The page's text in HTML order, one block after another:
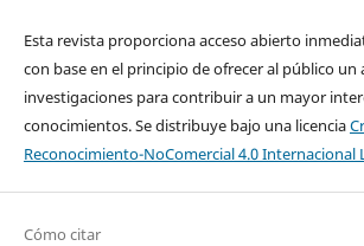
Esta revista proporciona acceso abierto
con base en el principio de ofrecer al público un
investigaciones para contribuir a un mayor
conocimientos. Se distribuye bajo una licencia
Reconocimiento-NoComercial 4.0 Internacional
Cómo citar